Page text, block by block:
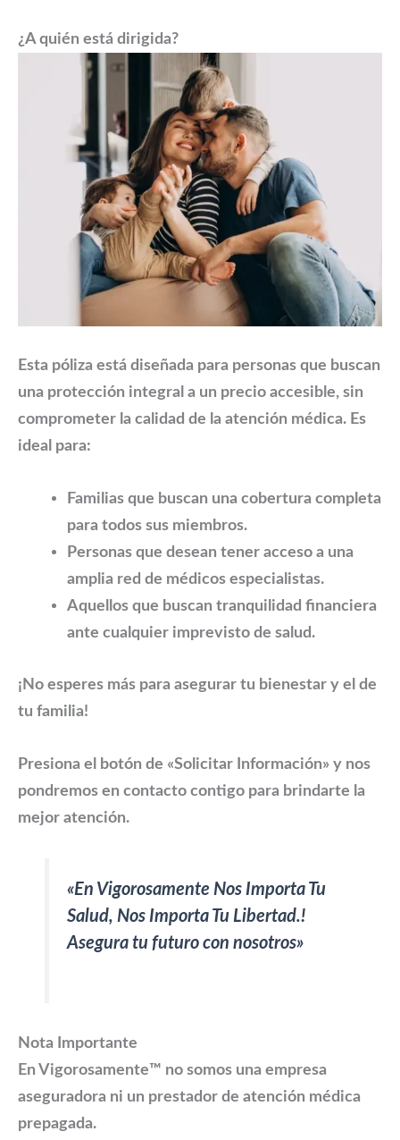
¿A quién está dirigida?
Esta póliza está diseñada para personas que buscan
una protección integral a un precio accesible, sin
comprometer la calidad de la atención médica. Es
ideal para:
Familias que buscan una cobertura completa
para todos sus miembros.
Personas que desean tener acceso a una
amplia red de médicos especialistas.
Aquellos que buscan tranquilidad financiera
ante cualquier imprevisto de salud.
¡No esperes más para asegurar tu bienestar y el de
tu familia!
Presiona el botón de «Solicitar Información» y nos
pondremos en contacto contigo para brindarte la
mejor atención.
«En Vigorosamente Nos Importa Tu
Salud, Nos Importa Tu Libertad.!
Asegura tu futuro con nosotros»
Nota Importante
En Vigorosamente™ no somos una empresa
aseguradora ni un prestador de atención médica
prepagada.